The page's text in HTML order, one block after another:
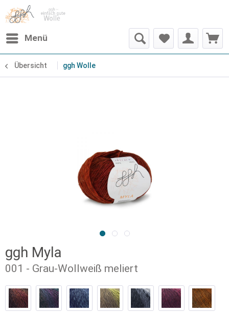
Menü
Übersicht ggh Wolle
ggh Myla
001 - Grau-Wollweiß meliert